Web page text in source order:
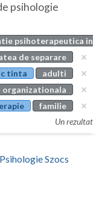
psihologie
psihoterapeutica in
de separare
tinta
adulti
organizationala
familie
Un rezultat
Szocs